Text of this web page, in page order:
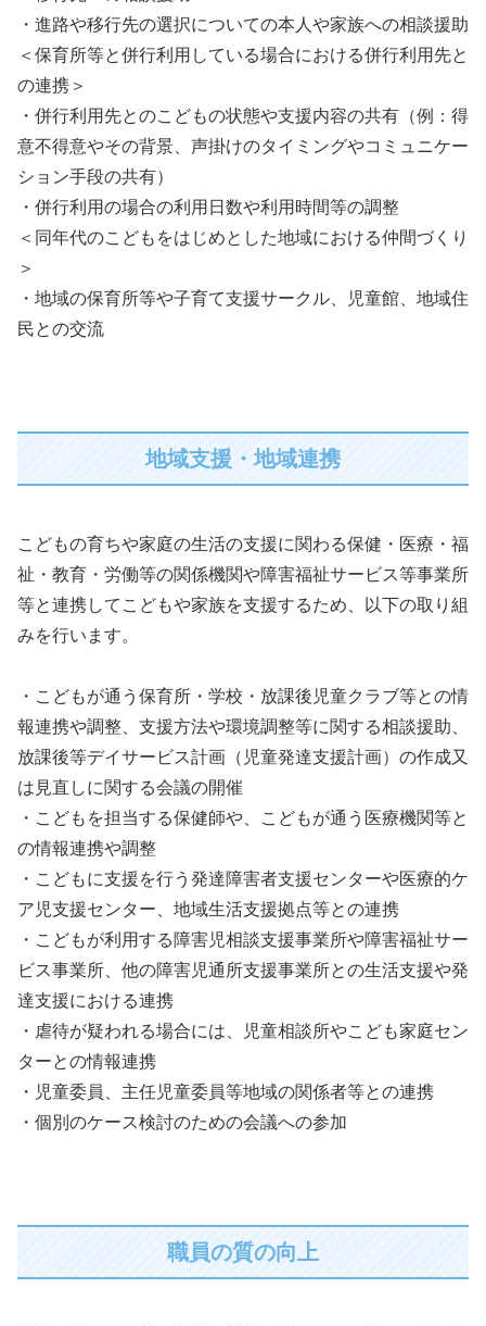
・進路や移行先の選択についての本人や家族への相談援助
＜保育所等と併行利用している場合における併行利用先と
の連携＞
・併行利用先とのこどもの状態や支援内容の共有（例：得
意不得意やその背景、声掛けのタイミングやコミュニケー
ション手段の共有）
・併行利用の場合の利用日数や利用時間等の調整
＜同年代のこどもをはじめとした地域における仲間づくり
＞
・地域の保育所等や子育て支援サークル、児童館、地域住
民との交流
地域支援・地域連携
こどもの育ちや家庭の生活の支援に関わる保健・医療・福
祉・教育・労働等の関係機関や障害福祉サービス等事業所
等と連携してこどもや家族を支援するため、以下の取り組
みを行います。
・こどもが通う保育所・学校・放課後児童クラブ等との情
報連携や調整、支援方法や環境調整等に関する相談援助、
放課後等デイサービス計画（児童発達支援計画）の作成又
は見直しに関する会議の開催
・こどもを担当する保健師や、こどもが通う医療機関等と
の情報連携や調整
・こどもに支援を行う発達障害者支援センターや医療的ケ
ア児支援センター、地域生活支援拠点等との連携
・こどもが利用する障害児相談支援事業所や障害福祉サー
ビス事業所、他の障害児通所支援事業所との生活支援や発
達支援における連携
・虐待が疑われる場合には、児童相談所やこども家庭セン
ターとの情報連携
・児童委員、主任児童委員等地域の関係者等との連携
・個別のケース検討のための会議への参加
職員の質の向上